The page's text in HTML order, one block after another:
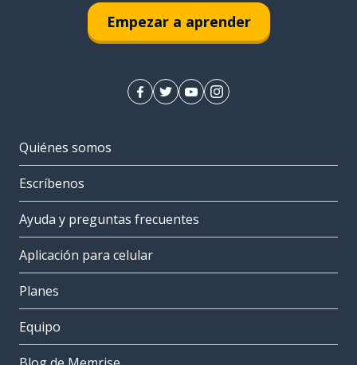
Empezar a aprender
Quiénes somos
Escríbenos
Ayuda y preguntas frecuentes
Aplicación para celular
Planes
Equipo